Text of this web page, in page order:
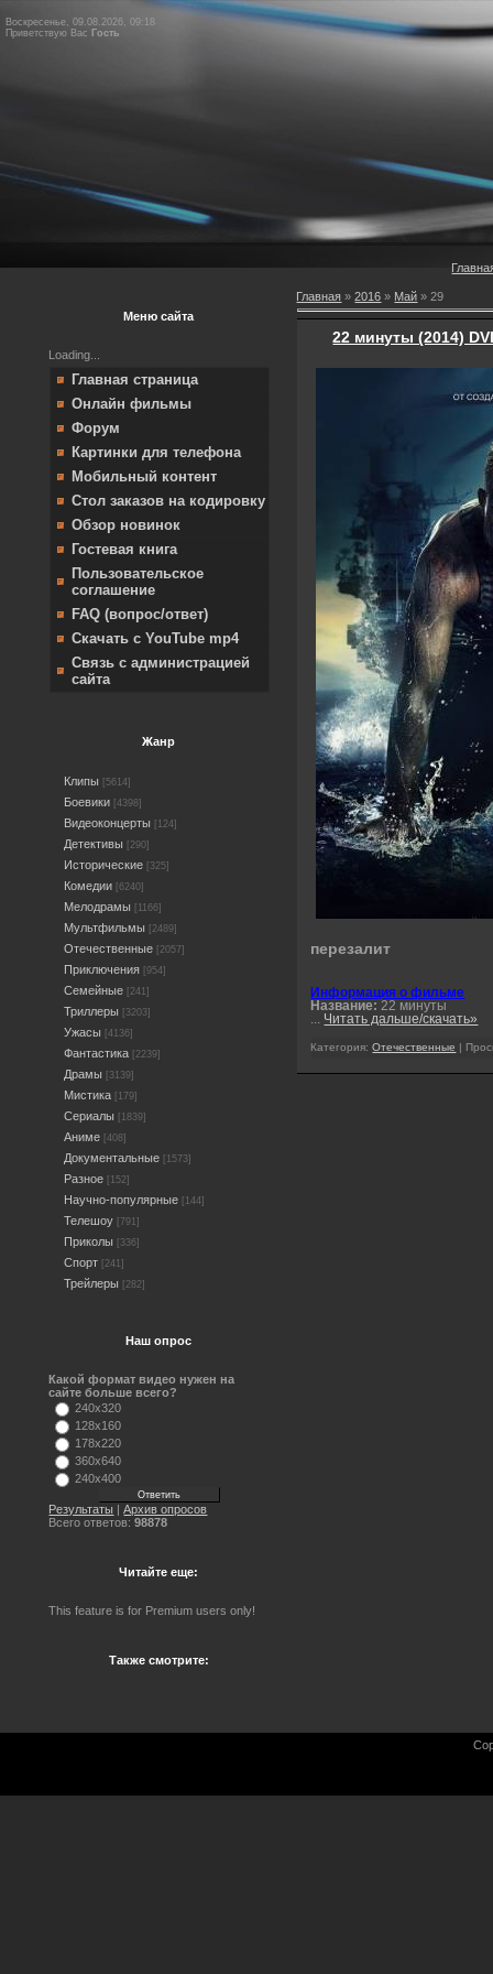
Воскресенье, 09.08.2026, 09:18
Приветствую Вас Гость
Меню сайта
Loading...
Главная страница
Онлайн фильмы
Форум
Картинки для телефона
Мобильный контент
Стол заказов на кодировку
Обзор новинок
Гостевая книга
Пользовательское
соглашение
FAQ (вопрос/ответ)
Скачать с YouTube mp4
Связь с администрацией
сайта
Жанр
Клипы [5614]
Боевики [4398]
Видеоконцерты [124]
Детективы [290]
Исторические [325]
Комедии [6240]
Мелодрамы [1166]
Мультфильмы [2489]
Отечественные [2057]
Приключения [954]
Семейные [241]
Триллеры [3203]
Ужасы [4136]
Фантастика [2239]
Драмы [3139]
Мистика [179]
Сериалы [1839]
Аниме [408]
Документальные [1573]
Разное [152]
Научно-популярные [144]
Телешоу [791]
Приколы [336]
Спорт [241]
Трейлеры [282]
Наш опрос
Какой формат видео нужен на
сайте больше всего?
240x320
128x160
178x220
360x640
240x400
Результаты |Архив опросов
Всего ответов:98878
Читайте еще:
This feature is for Premium users only!
Также смотрите:
Главная »2016 » Май » 29
22 минуты (2014)
перезалит
Информация о фильме
Название: 22 минуты
Читать дальше/скачать»
Категория:Отечественные |